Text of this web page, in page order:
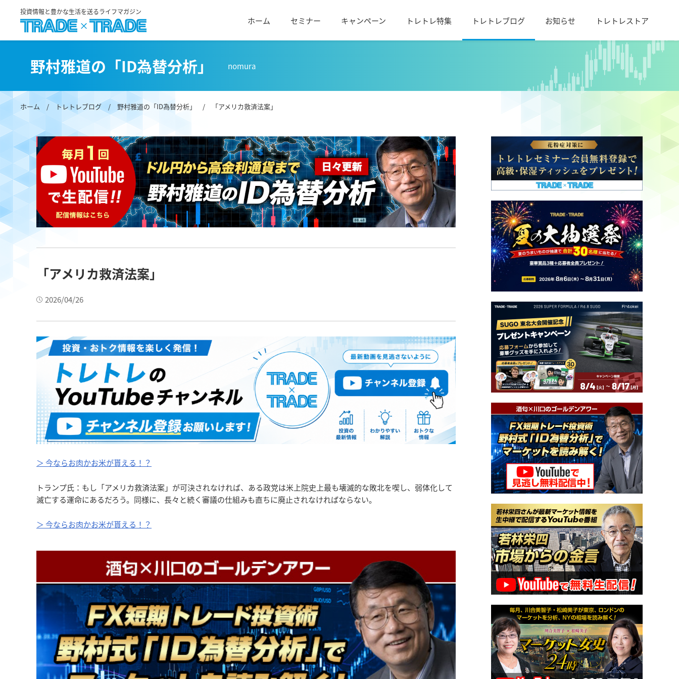
投資情報と豊かな生活を送るライフマガジン
ホーム セミナー キャンペーン トレトレ特集 トレトレブログ お知らせ トレトレストア
野村雅道の「ID為替分析」 nomura
ホーム /トレトレブログ / 野村雅道の「ID為替分析」 / 「アメリカ救済法案」
「アメリカ救済法案」
2026/04/26
＞ 今ならお肉かお米が貰える！？
トランプ氏：もし「アメリカ救済法案」が可決されなければ、ある政党は米上院史上最も壊滅的な敗北を喫し、弱体化して
滅亡する運命にあるだろう。同様に、長々と続く審議の仕組みも直ちに廃止されなければならない。
＞ 今ならお肉かお米が貰える！？